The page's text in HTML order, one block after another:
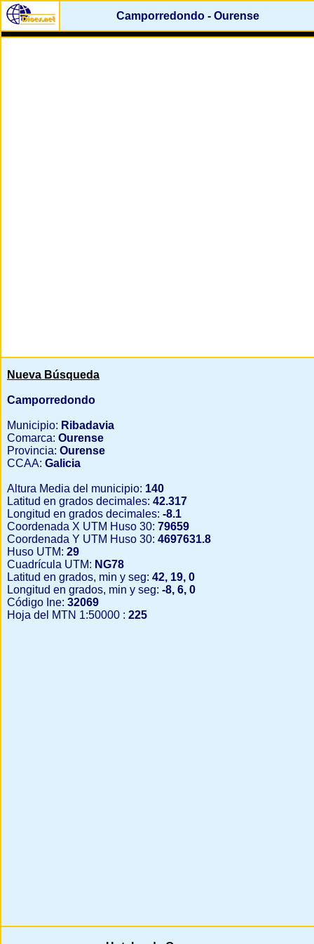
Camporredondo - Ourense
Nueva Búsqueda
Camporredondo
Municipio: Ribadavia
Comarca: Ourense
Provincia: Ourense
CCAA: Galicia
Altura Media del municipio: 140
Latitud en grados decimales: 42.317
Longitud en grados decimales: -8.1
Coordenada X UTM Huso 30: 79659
Coordenada Y UTM Huso 30: 4697631.8
Huso UTM: 29
Cuadrícula UTM: NG78
Latitud en grados, min y seg: 42, 19, 0
Longitud en grados, min y seg: -8, 6, 0
Código Ine: 32069
Hoja del MTN 1:50000 : 225